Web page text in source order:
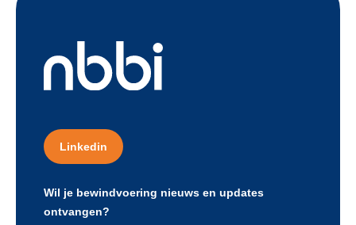
Linkedin
Wil je bewindvoering nieuws en updates
ontvangen?